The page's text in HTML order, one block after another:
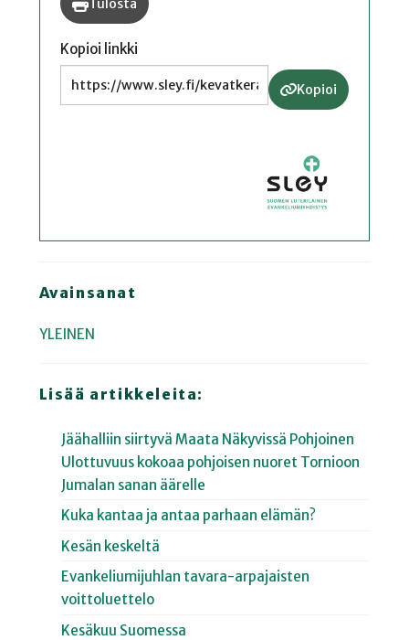
Tulosta
Kopioi linkki
Kopioi
Avainsanat
YLEINEN
Lisää artikkeleita:
Jäähalliin siirtyvä Maata Näkyvissä Pohjoinen
Ulottuvuus kokoaa pohjoisen nuoret Tornioon
Jumalan sanan äärelle
Kuka kantaa ja antaa parhaan elämän?
Kesän keskeltä
Evankeliumijuhlan tavara-arpajaisten
voittoluettelo
Kesäkuu Suomessa